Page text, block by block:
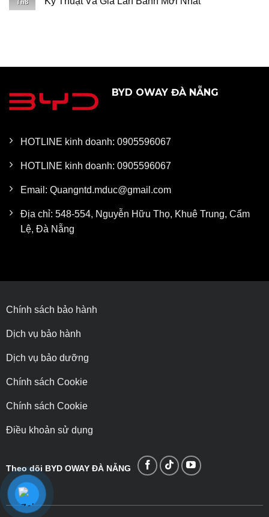
Th8
BYD OWAY ĐÀ NẴNG
HOTLINE kinh doanh: 0905596067
HOTLINE kinh doanh: 0905596067
Email: Quangntd.mduc@gmail.com
Địa chỉ: 548-554, Nguyễn Hữu Thọ, Khuê Trung, Cẩm
Lệ, Đà Nẵng
Chính sách bảo hành
Dịch vụ bảo hành
Dịch vụ bảo dưỡng
Chính sách Cookie
Chính sách Cookie
Điều khoản sử dụng
Theo dõi BYD OWAY ĐÀ NẴNG